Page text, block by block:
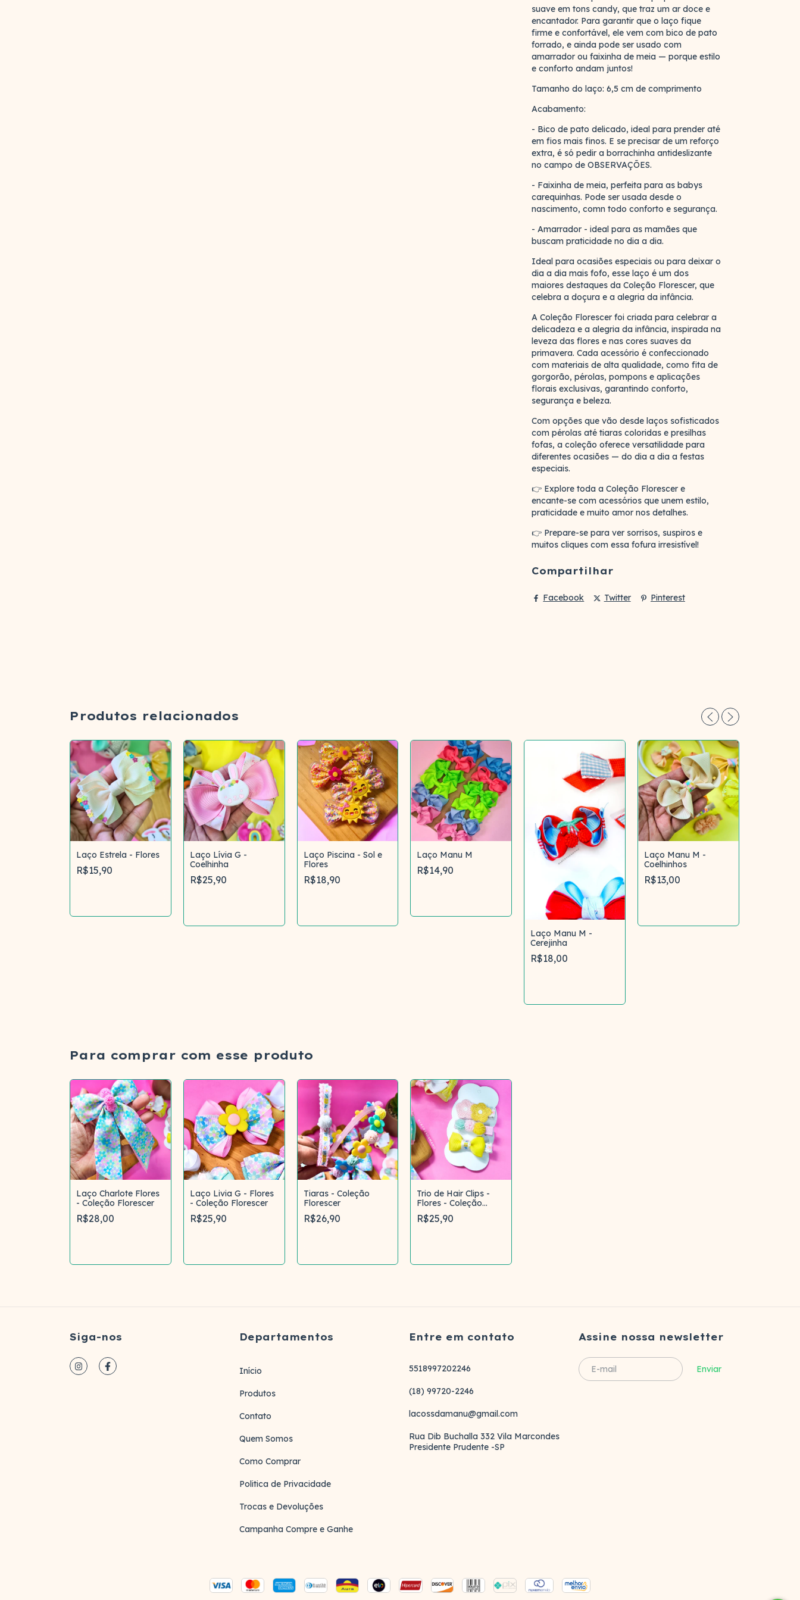
suave em tons candy, que traz um ar doce e
encantador. Para garantir que o laço fique
firme e confortável, ele vem com bico de pato
forrado, e ainda pode ser usado com
amarrador ou faixinha de meia — porque estilo
e conforto andam juntos!
Tamanho do laço: 6,5 cm de comprimento
Acabamento:
- Bico de pato delicado, ideal para prender até
em fios mais finos. E se precisar de um reforço
extra, é só pedir a borrachinha antideslizante
no campo de OBSERVAÇÕES.
- Faixinha de meia, perfeita para as babys
carequinhas. Pode ser usada desde o
nascimento, comn todo conforto e segurança.
- Amarrador - ideal para as mamães que
buscam praticidade no dia a dia.
Ideal para ocasiões especiais ou para deixar o
dia a dia mais fofo, esse laço é um dos
maiores destaques da Coleção Florescer, que
celebra a doçura e a alegria da infância.
A Coleção Florescer foi criada para celebrar a
delicadeza e a alegria da infância, inspirada na
leveza das flores e nas cores suaves da
primavera. Cada acessório é confeccionado
com materiais de alta qualidade, como fita de
gorgorão, pérolas, pompons e aplicações
florais exclusivas, garantindo conforto,
segurança e beleza.
Com opções que vão desde laços sofisticados
com pérolas até tiaras coloridas e presilhas
fofas, a coleção oferece versatilidade para
diferentes ocasiões — do dia a dia a festas
especiais.
👉 Explore toda a Coleção Florescer e
encante-se com acessórios que unem estilo,
praticidade e muito amor nos detalhes.
👉 Prepare-se para ver sorrisos, suspiros e
muitos cliques com essa fofura irresistível!
Compartilhar
Facebook Twitter Pinterest
Produtos relacionados
Laço Estrela - Flores
R$15,90
Laço Lívia G -
Coelhinha
R$25,90
Laço Piscina - Sol e
Flores
R$18,90
Laço Manu M
R$14,90
Laço Manu M -
Cerejinha
R$18,00
Laço Manu M -
Coelhinhos
R$13,00
Para comprar com esse produto
Laço Charlote Flores
- Coleção Florescer
R$28,00
Laço Livia G - Flores
- Coleção Florescer
R$25,90
Tiaras - Coleção
Florescer
R$26,90
Trio de Hair Clips -
Flores - Coleção
Florescer
R$25,90
Siga-nos Departamentos
Início
Produtos
Contato
Quem Somos
Como Comprar
Politica de Privacidade
Trocas e Devoluções
Campanha Compre e Ganhe
Entre em contato
5518997202246
(18) 99720-2246
lacossdamanu@gmail.com
Rua Dib Buchalla 332 Vila Marcondes
Presidente Prudente -SP
Assine nossa newsletter